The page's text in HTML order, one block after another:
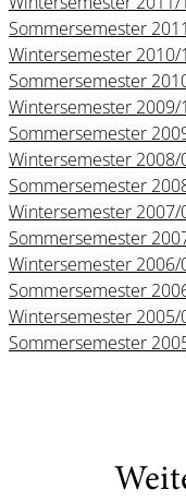
Sommersemester 2011
Wintersemester 2010/
Sommersemester
Wintersemester 2009/
Sommersemester
Wintersemester 2008/
Sommersemester
Wintersemester 2007/
Sommersemester
Wintersemester 2006/
Sommersemester
Wintersemester 2005/
Sommersemester